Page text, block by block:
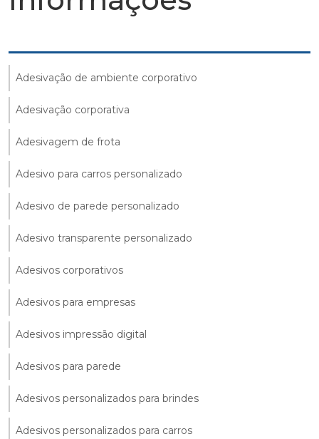
Adesivação de ambiente corporativo
Adesivação corporativa
Adesivagem de frota
Adesivo para carros personalizado
Adesivo de parede personalizado
Adesivo transparente personalizado
Adesivos corporativos
Adesivos para empresas
Adesivos impressão digital
Adesivos para parede
Adesivos personalizados para brindes
Adesivos personalizados para carros